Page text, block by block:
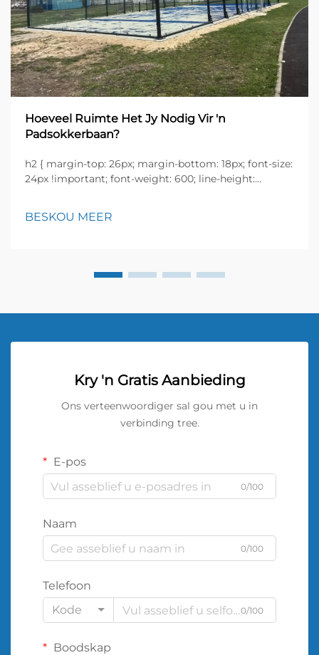
Hoeveel Ruimte Het Jy Nodig Vir 'n
Padsokkerbaan?
h2 { margin-top: 26px; margin-bottom: 18px; font-size:
24px !important; font-weight: 600; line-height:
height: ...}
BESKOU MEER
Kry 'n Gratis Aanbieding
Ons verteenwoordiger sal gou met u in
verbinding tree.
E-pos
0/100
Naam
0/100
Telefoon
Kode
0/100
Boodskap